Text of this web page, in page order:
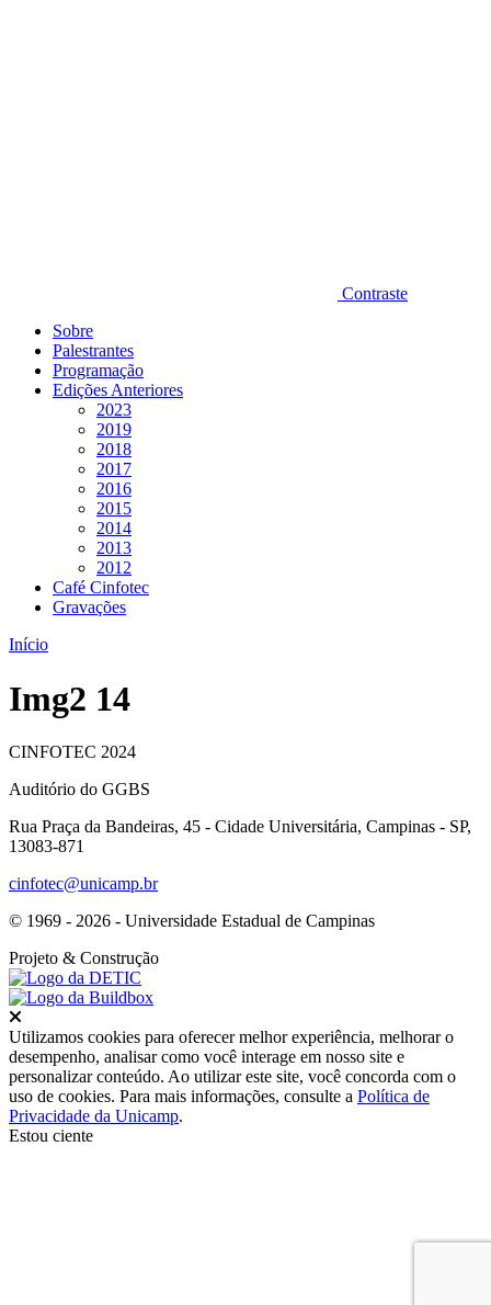
Contraste
Sobre
Palestrantes
Programação
Edições Anteriores
2023
2019
2018
2017
2016
2015
2014
2013
2012
Café Cinfotec
Gravações
Início
Img2 14
CINFOTEC 2024
Auditório do GGBS
Rua Praça da Bandeiras, 45 - Cidade Universitária, Campinas - SP,
13083-871
cinfotec@unicamp.br
© 1969 - 2026 - Universidade Estadual de Campinas
Projeto & Construção
Utilizamos cookies para oferecer melhor experiência, melhorar o
desempenho, analisar como você interage em nosso site e
personalizar conteúdo. Ao utilizar este site, você concorda com o
uso de cookies. Para mais informações, consulte a Política de
Privacidade da Unicamp.
Estou ciente